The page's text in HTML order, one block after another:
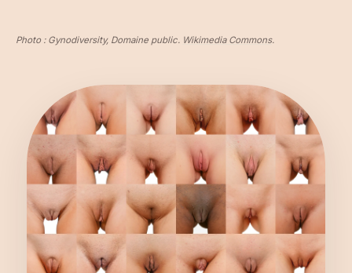
Photo : Gynodiversity, Domaine public. Wikimedia Commons.